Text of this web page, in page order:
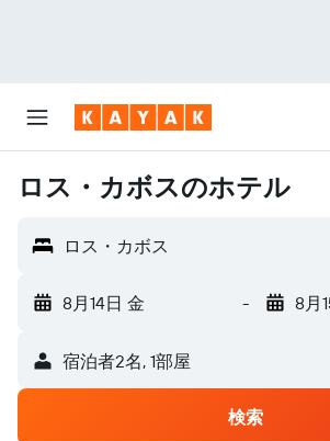
ロス・カボスのホテル
ロス・カボス
8月14日 金 - 8月
宿泊者2名, 1​部屋
検索